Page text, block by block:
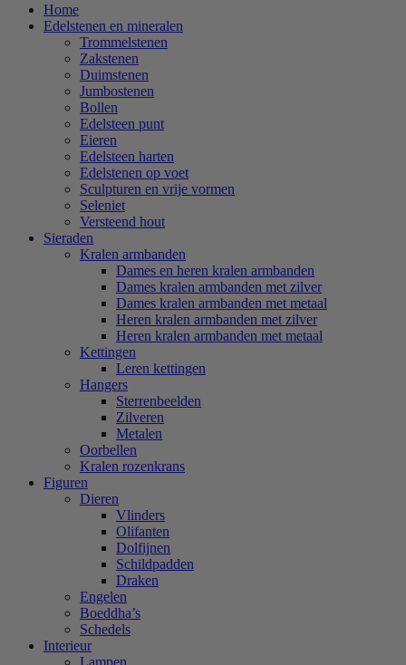
Home
Edelstenen en mineralen
Trommelstenen
Zakstenen
Duimstenen
Jumbostenen
Bollen
Edelsteen punt
Eieren
Edelsteen harten
Edelstenen op voet
Sculpturen en vrije vormen
Seleniet
Versteend hout
Sieraden
Kralen armbanden
Dames en heren kralen armbanden
Dames kralen armbanden met zilver
Dames kralen armbanden met metaal
Heren kralen armbanden met zilver
Heren kralen armbanden met metaal
Kettingen
Leren kettingen
Hangers
Sterrenbeelden
Zilveren
Metalen
Oorbellen
Kralen rozenkrans
Figuren
Dieren
Vlinders
Olifanten
Dolfijnen
Schildpadden
Draken
Engelen
Boeddha’s
Schedels
Interieur
Lampen